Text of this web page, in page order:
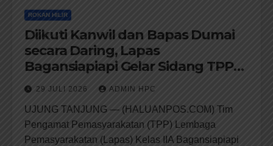
ROKAN HILIR
Diikuti Kanwil dan Bapas Dumai
secara Daring, Lapas
Bagansiapiapi Gelar Sidang TPP
Remisi Umum 2026
29 JULI 2026 ADMIN HPC
UJUNG TANJUNG — (HALUANPOS.COM) Tim
Pengamat Pemasyarakatan (TPP) Lembaga
Pemasyarakatan (Lapas) Kelas IIA Bagansiapiapi